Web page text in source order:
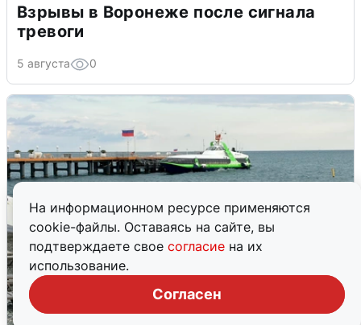
На информационном ресурсе применяются
cookie-файлы. Оставаясь на сайте, вы
подтверждаете свое согласие на их
использование.
Согласен
Взрывы в Воронеже после сигнала
тревоги
5 августа 0